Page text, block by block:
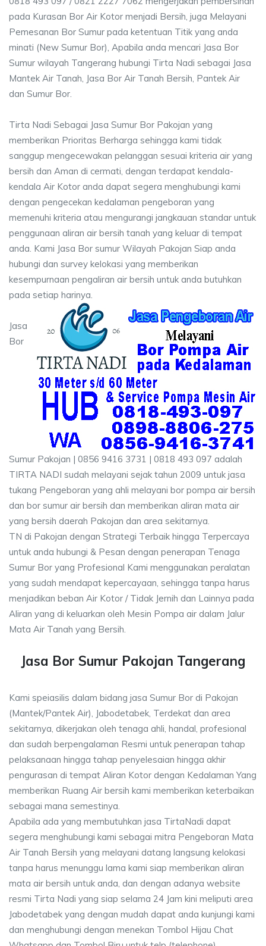
pada Kurasan Bor Air Kotor menjadi Bersih, juga Melayani
Pemesanan Bor Sumur pada ketentuan Titik yang anda
minati (New Sumur Bor), Apabila anda mencari Jasa Bor
Sumur wilayah Tangerang hubungi Tirta Nadi sebagai Jasa
Mantek Air Tanah, Jasa Bor Air Tanah Bersih, Pantek Air
dan Sumur Bor.
Tirta Nadi Sebagai Jasa Sumur Bor Pakojan yang
memberikan Prioritas Berharga sehingga kami tidak
sanggup mengecewakan pelanggan sesuai kriteria air yang
bersih dan Aman di cermati, dengan terdapat kendala-
kendala Air Kotor anda dapat segera menghubungi kami
dengan pengecekan kedalaman pengeboran yang
memenuhi kriteria atau mengurangi jangkauan standar untuk
penggunaan aliran air bersih tanah yang keluar di tempat
anda. Kami Jasa Bor sumur Wilayah Pakojan Siap anda
hubungi dan survey kelokasi yang memberikan
kesempurnaan pengaliran air bersih untuk anda butuhkan
pada setiap harinya.
Jasa
Bor
Sumur Pakojan | 0856 9416 3731 | 0818 493 097 adalah
TIRTA NADI sudah melayani sejak tahun 2009 untuk jasa
tukang Pengeboran yang ahli melayani bor pompa air bersih
dan bor sumur air bersih dan memberikan aliran mata air
yang bersih daerah Pakojan dan area sekitarnya.
TN di Pakojan dengan Strategi Terbaik hingga Terpercaya
untuk anda hubungi & Pesan dengan penerapan Tenaga
Sumur Bor yang Profesional Kami menggunakan peralatan
yang sudah mendapat kepercayaan, sehingga tanpa harus
menjadikan beban Air Kotor / Tidak Jernih dan Lainnya pada
Aliran yang di keluarkan oleh Mesin Pompa air dalam Jalur
Mata Air Tanah yang Bersih.
Jasa Bor Sumur Pakojan Tangerang
Kami speiasilis dalam bidang jasa Sumur Bor di Pakojan
(Mantek/Pantek Air), Jabodetabek, Terdekat dan area
sekitarnya, dikerjakan oleh tenaga ahli, handal, profesional
dan sudah berpengalaman Resmi untuk penerapan tahap
pelaksanaan hingga tahap penyelesaian hingga akhir
pengurasan di tempat Aliran Kotor dengan Kedalaman Yang
memberikan Ruang Air bersih kami memberikan keterbaikan
sebagai mana semestinya.
Apabila ada yang membutuhkan jasa TirtaNadi dapat
segera menghubungi kami sebagai mitra Pengeboran Mata
Air Tanah Bersih yang melayani datang langsung kelokasi
tanpa harus menunggu lama kami siap memberikan aliran
mata air bersih untuk anda, dan dengan adanya website
resmi Tirta Nadi yang siap selama 24 Jam kini meliputi area
Jabodetabek yang dengan mudah dapat anda kunjungi kami
dan menghubungi dengan menekan Tombol Hijau Chat